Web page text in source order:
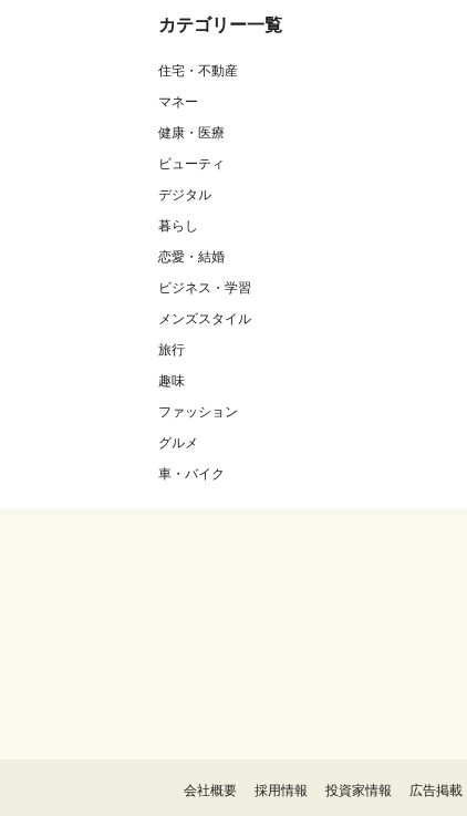
カテゴリー一覧
住宅・不動産
マネー
健康・医療
ビューティ
デジタル
暮らし
恋愛・結婚
ビジネス・学習
メンズスタイル
旅行
趣味
ファッション
グルメ
車・バイク
会社概要 採用情報 投資家情報 広告掲載